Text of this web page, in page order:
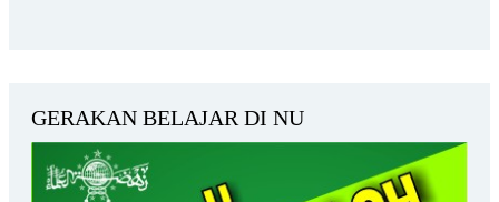
GERAKAN BELAJAR DI NU